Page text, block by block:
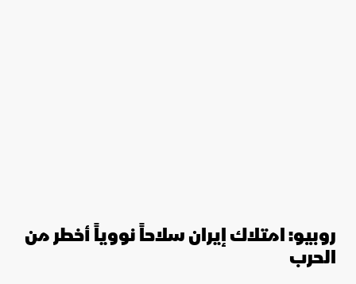
روبيو: امتلاك إيران سلاحاً نووياً أخطر من
الحرب